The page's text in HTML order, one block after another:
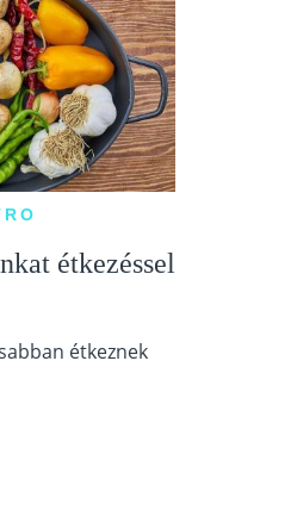
étkezéssel
étkeznek